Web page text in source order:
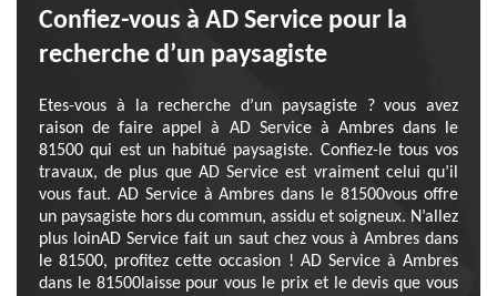
Confiez-vous à AD Service pour la
recherche d’un paysagiste
Etes-vous à la recherche d’un paysagiste ? vous avez
raison de faire appel à AD Service à Ambres dans le
81500 qui est un habitué paysagiste. Confiez-le tous vos
travaux, de plus que AD Service est vraiment celui qu’il
vous faut. AD Service à Ambres dans le 81500vous offre
un paysagiste hors du commun, assidu et soigneux. N’allez
plus loinAD Service fait un saut chez vous à Ambres dans
le 81500, profitez cette occasion ! AD Service à Ambres
dans le 81500laisse pour vous le prix et le devis que vous